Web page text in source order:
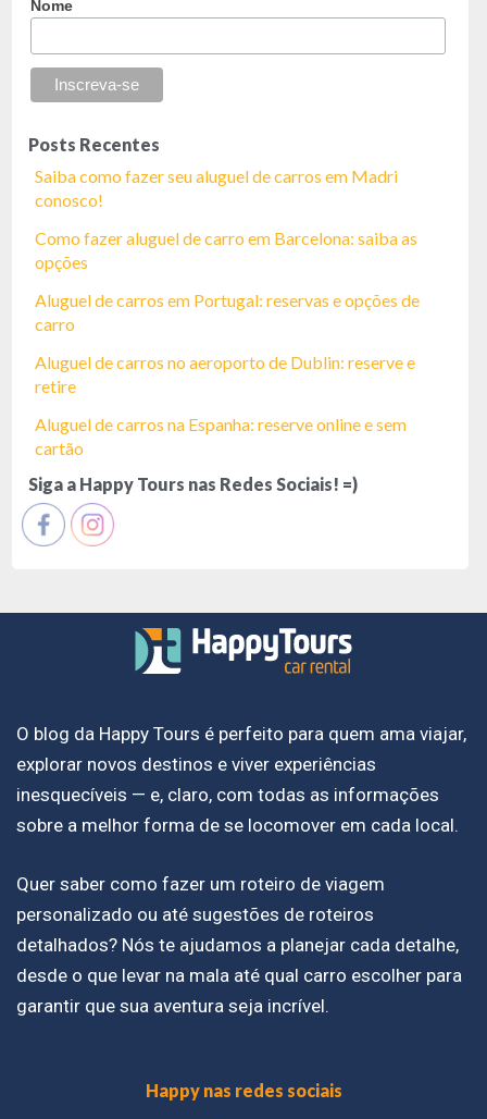
Nome
Posts Recentes
Saiba como fazer seu aluguel de carros em Madri
conosco!
Como fazer aluguel de carro em Barcelona: saiba as
opções
Aluguel de carros em Portugal: reservas e opções de
carro
Aluguel de carros no aeroporto de Dublin: reserve e
retire
Aluguel de carros na Espanha: reserve online e sem
cartão
Siga a Happy Tours nas Redes Sociais! =)
O blog da Happy Tours é perfeito para quem ama viajar,
explorar novos destinos e viver experiências
inesquecíveis — e, claro, com todas as informações
sobre a melhor forma de se locomover em cada local.
Quer saber como fazer um roteiro de viagem
personalizado ou até sugestões de roteiros
detalhados? Nós te ajudamos a planejar cada detalhe,
desde o que levar na mala até qual carro escolher para
garantir que sua aventura seja incrível.
Happy nas redes sociais